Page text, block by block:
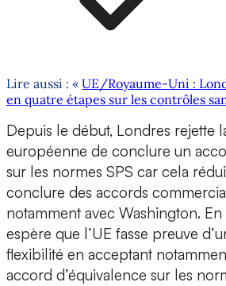
Lire aussi : « UE/Royaume-Uni :
en quatre étapes sur les contrôles
Depuis le début, Londres rejette
européenne de conclure un
sur les normes SPS car cela
conclure des accords
notamment avec Washington.
espère que l’UE fasse preuve
flexibilité en acceptant
accord d’équivalence sur les